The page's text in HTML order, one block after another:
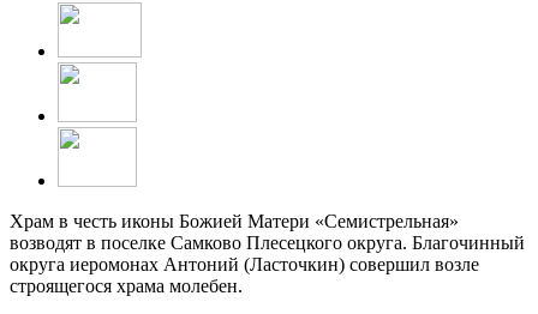
Храм в честь иконы Божией Матери «Семистрельная»
возводят в поселке Самково Плесецкого округа. Благочинный
округа иеромонах Антоний (Ласточкин) совершил возле
строящегося храма молебен.